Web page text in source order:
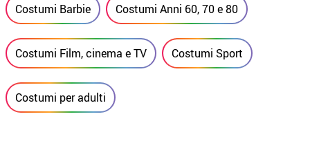
Costumi Barbie Costumi Anni 60, 70 e 80
Costumi Film, cinema e TV Costumi Sport
Costumi per adulti